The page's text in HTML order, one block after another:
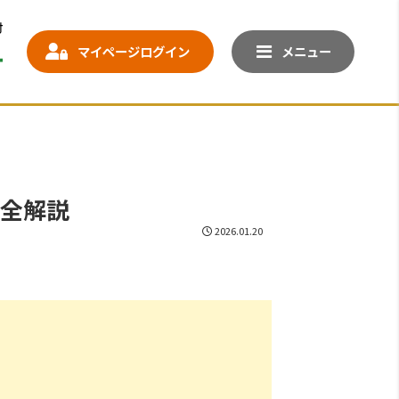
マイページログイン メニュー
解説
2026.01.20